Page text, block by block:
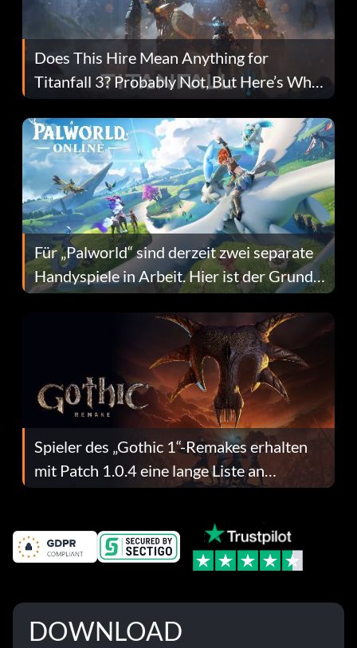
Does This Hire Mean Anything for
Titanfall 3? Probably Not, But Here’s Why
Fans Are Hopeful
Für „Palworld“ sind derzeit zwei separate
Handyspiele in Arbeit. Hier ist der Grund
dafür.
Spieler des „Gothic 1“-Remakes erhalten
mit Patch 1.0.4 eine lange Liste an
Fehlerbehebungen
DOWNLOAD